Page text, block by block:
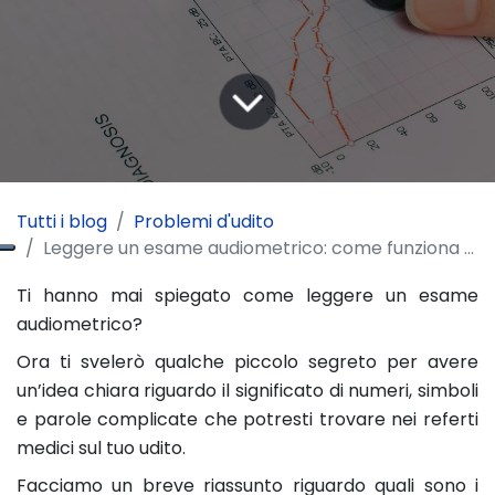
Tutti i blog
Problemi d'udito
Leggere un esame audiometrico: come funziona e tutto quello che c’è da sapere
Ti hanno mai spiegato come leggere un esame
audiometrico?
Ora ti svelerò qualche piccolo segreto per avere
un’idea chiara riguardo il significato di numeri, simboli
e parole complicate che potresti trovare nei referti
medici sul tuo udito.
Facciamo un breve riassunto riguardo quali sono i